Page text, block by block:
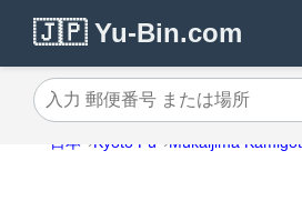
🇯🇵 Yu-Bin.com
入力 郵便番号 または場所
日本 Kyoto Fu Mukaijima